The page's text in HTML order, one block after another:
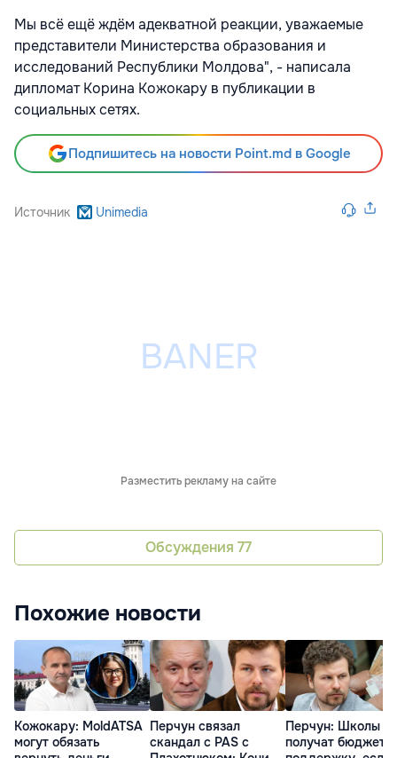
Мы всё ещё ждём адекватной реакции, уважаемые
представители Министерства образования и
исследований Республики Молдова", - написала
дипломат Корина Кожокару в публикации в
социальных сетях.
Подпишитесь на новости Point.md в Google
Источник Unimedia
Разместить рекламу на сайте
Обсуждения 77
Похожие новости
Кожокару: MoldATSA
могут обязать
Перчун связал
скандал с PAS с
Перчун: Школы
получат